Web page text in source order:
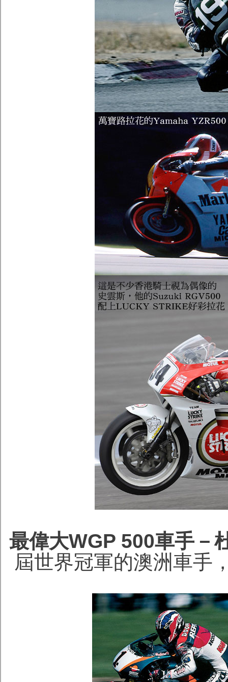
最偉大WGP 500車手－
屆世界冠軍的澳洲車手